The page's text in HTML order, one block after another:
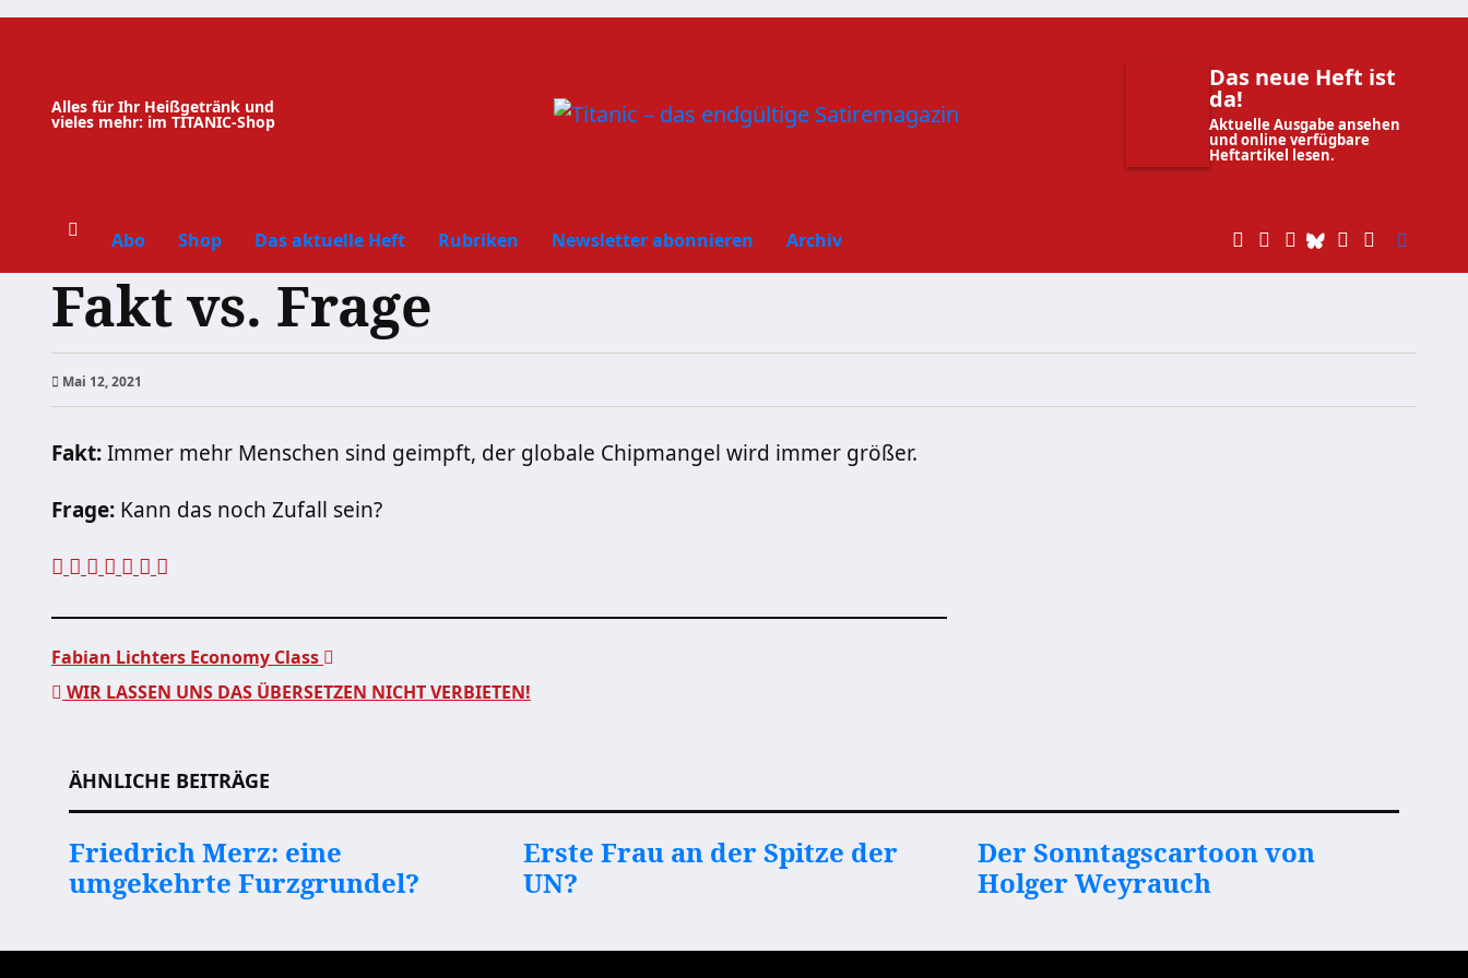
Zum
Alles für Ihr Heißgetränk und
vieles mehr: im TITANIC-Shop
Das neue Heft ist
da!
Aktuelle Ausgabe ansehen
und online verfügbare
Heftartikel lesen.
Abo Shop Das aktuelle Heft Rubriken Newsletter abonnieren Archiv
Fakt vs. Frage
Mai 12, 2021
Fakt:Immer mehr Menschen sind geimpft, der globale Chipmangel wird immer größer.
Frage: Kann das noch Zufall sein?
Fabian Lichters Economy Class
WIR LASSEN UNS DAS ÜBERSETZEN NICHT VERBIETEN!
ÄHNLICHE BEITRÄGE
Friedrich Merz: eine
umgekehrte Furzgrundel?
Erste Frau an der Spitze der
UN?
Der Sonntagscartoon von
Holger Weyrauch